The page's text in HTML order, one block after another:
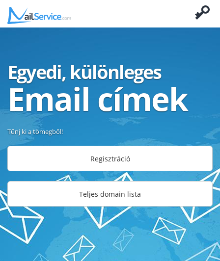
Egyedi, különleges
Email címek
Tűnj ki a tömegből!
Regisztráció
Teljes domain lista